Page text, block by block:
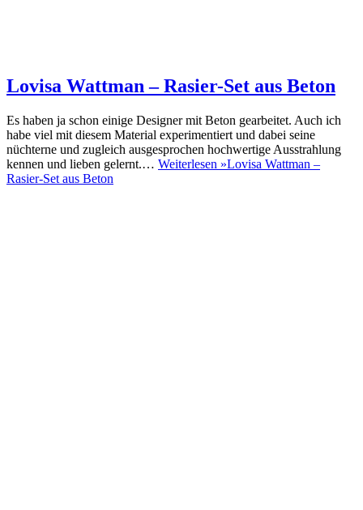
Lovisa Wattman – Rasier-Set aus Beton
Es haben ja schon einige Designer mit Beton gearbeitet. Auch ich
habe viel mit diesem Material experimentiert und dabei seine
nüchterne und zugleich ausgesprochen hochwertige Ausstrahlung
kennen und lieben gelernt.… Weiterlesen »Lovisa Wattman –
Rasier-Set aus Beton